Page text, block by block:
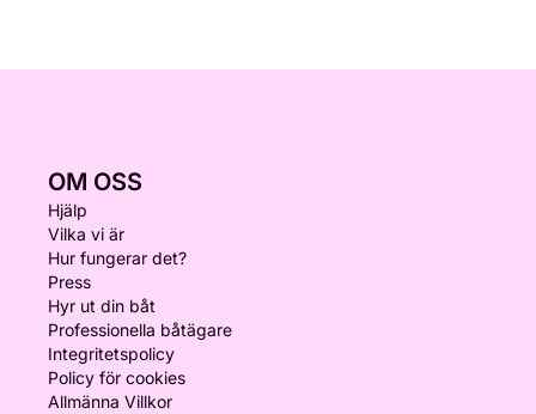
OM OSS
Hjälp
Vilka vi är
Hur fungerar det?
Press
Hyr ut din båt
Professionella båtägare
Integritetspolicy
Policy för cookies
Allmänna Villkor